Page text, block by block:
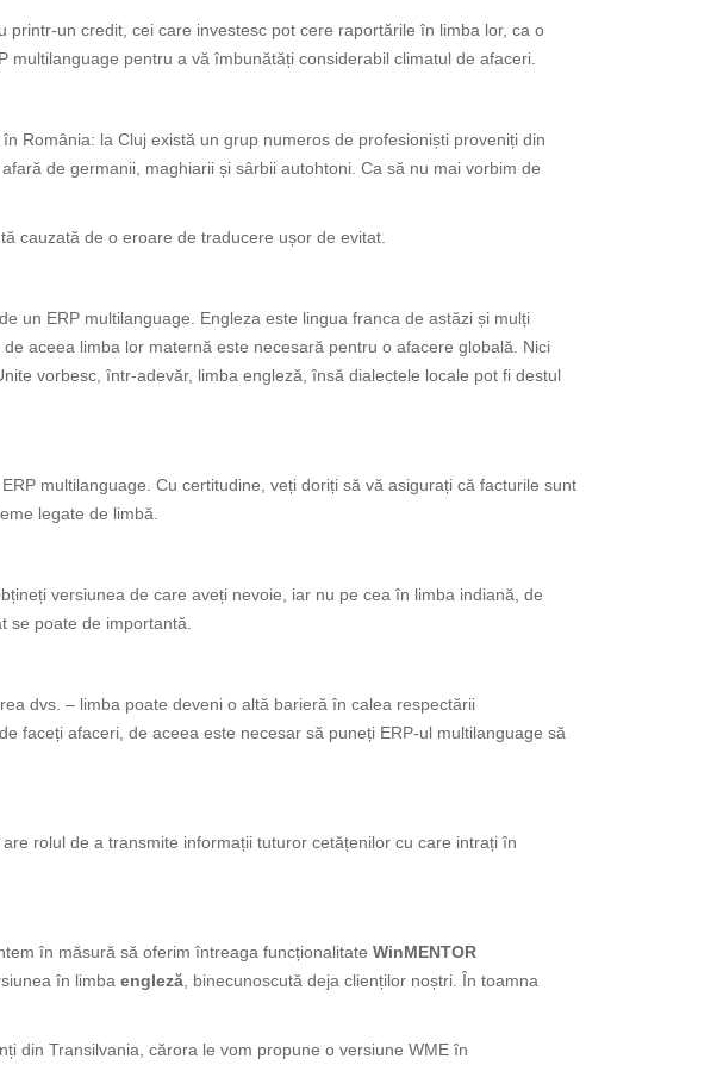
un credit, cei care investesc pot cere raportările în limba lor, ca o
pentru a vă îmbunătăți considerabil climatul de afaceri.
România: la Cluj există un grup numeros de profesioniști proveniți din
de germanii, maghiarii și sârbii autohtoni. Ca să nu mai vorbim de
cauzată de o eroare de traducere ușor de evitat.
un ERP multilanguage. Engleza este lingua franca de astăzi și mulți
aceea limba lor maternă este necesară pentru o afacere globală. Nici
vorbesc, într-adevăr, limba engleză, însă dialectele locale pot fi destul
multilanguage. Cu certitudine, veți doriți să vă asigurați că facturile sunt
legate de limbă.
versiunea de care aveți nevoie, iar nu pe cea în limba indiană, de
se poate de importantă.
dvs. – limba poate deveni o altă barieră în calea respectării
faceți afaceri, de aceea este necesar să puneți ERP-ul multilanguage să
rolul de a transmite informații tuturor cetățenilor cu care intrați în
în măsură să oferim întreaga funcționalitate WinMENTOR
în limba engleză , binecunoscută deja clienților noștri. În toamna
din Transilvania, cărora le vom propune o versiune WME în